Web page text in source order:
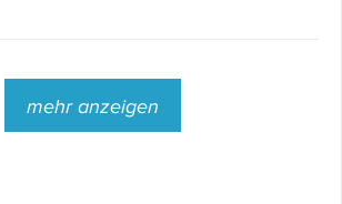
mehr anzeigen